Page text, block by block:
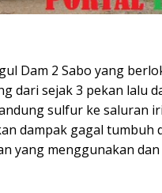
Dam 2 Sabo yang
dari sejak 3 pekan lalu
sulfur ke saluran
dampak gagal tumbuh
yang menggunakan